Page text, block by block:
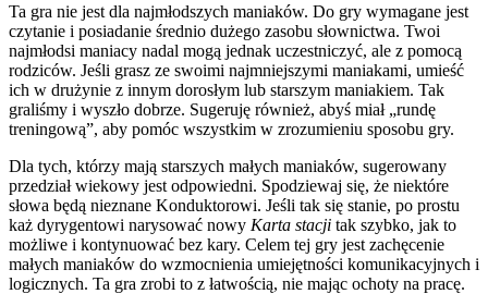
Ta gra nie jest dla najmłodszych maniaków. Do gry wymagane jest
czytanie i posiadanie średnio dużego zasobu słownictwa. Twoi
najmłodsi maniacy nadal mogą jednak uczestniczyć, ale z pomocą
rodziców. Jeśli grasz ze swoimi najmniejszymi maniakami, umieść
ich w drużynie z innym dorosłym lub starszym maniakiem. Tak
graliśmy i wyszło dobrze. Sugeruję również, abyś miał „rundę
treningową”, aby pomóc wszystkim w zrozumieniu sposobu gry.
Dla tych, którzy mają starszych małych maniaków, sugerowany
przedział wiekowy jest odpowiedni. Spodziewaj się, że niektóre
słowa będą nieznane Konduktorowi. Jeśli tak się stanie, po prostu
każ dyrygentowi narysować nowy Karta stacji tak szybko, jak to
możliwe i kontynuować bez kary. Celem tej gry jest zachęcenie
małych maniaków do wzmocnienia umiejętności komunikacyjnych i
logicznych. Ta gra zrobi to z łatwością, nie mając ochoty na pracę.